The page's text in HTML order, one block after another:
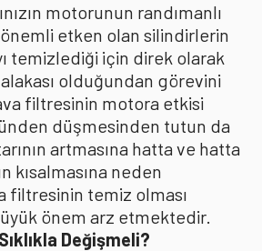
motorunun randımanlı
önemli etken olan silindirlerin
temizlediği için direk olarak
olduğundan görevini
filtresinin motora etkisi
düşmesinden tutun da
artmasına hatta ve hatta
kısalmasına neden
filtresinin temiz olması
önem arz etmektedir.
Değişmeli?